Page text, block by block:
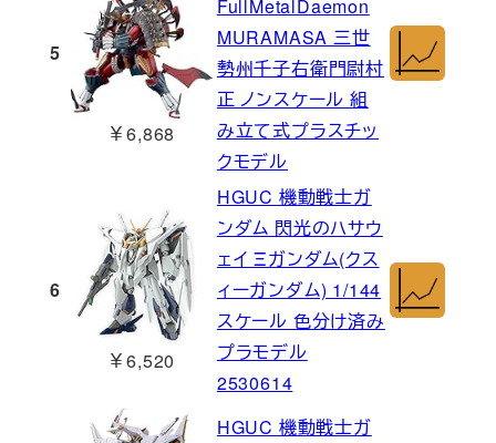
5
￥6,868
FullMetalDaemon
MURAMASA 三世
勢州千子右衛門尉村
正 ノンスケール 組
み立て式プラスチッ
クモデル
6
￥6,520
HGUC 機動戦士ガ
ンダム 閃光のハサウ
ェイ Ξガンダム(クス
ィーガンダム) 1/144
スケール 色分け済み
プラモデル
2530614
HGUC 機動戦士ガ